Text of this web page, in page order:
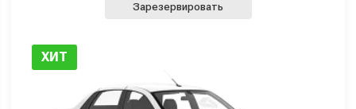
Зарезервировать
ХИТ